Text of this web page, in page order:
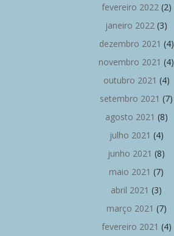
fevereiro 2022(2)
janeiro 2022 (3)
dezembro 2021 (4)
novembro 2021 (4)
outubro 2021 (4)
setembro 2021 (7)
agosto 2021 (8)
julho 2021 (4)
junho 2021 (8)
maio 2021 (7)
abril 2021 (3)
março 2021 (7)
fevereiro 2021 (4)